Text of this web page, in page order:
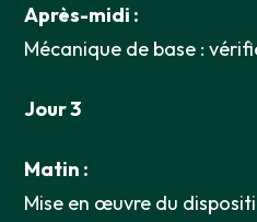
Après-midi :
Mécanique de base :
Jour 3
Matin :
Mise en œuvre du